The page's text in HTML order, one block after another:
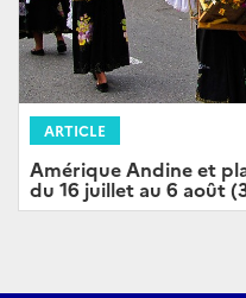
ARTICLE
Amérique Andine et
du 16 juillet au 6 août